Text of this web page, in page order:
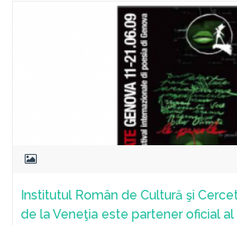
Institutul Român de Cultură şi
de la Veneţia este partener oficial al